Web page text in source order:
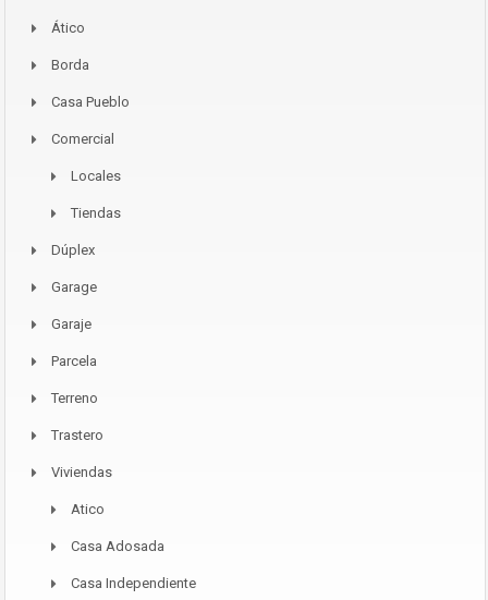
Ático
Borda
Casa Pueblo
Comercial
Locales
Tiendas
Dúplex
Garage
Garaje
Parcela
Terreno
Trastero
Viviendas
Atico
Casa Adosada
Casa Independiente